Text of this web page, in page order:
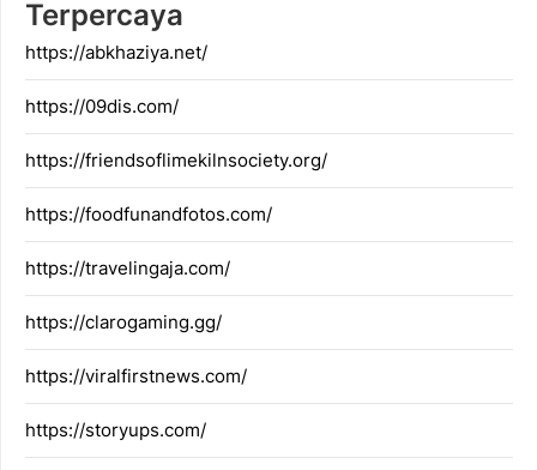
Terpercaya
https://abkhaziya.net/
https://09dis.com/
https://friendsoflimekilnsociety.org/
https://foodfunandfotos.com/
https://travelingaja.com/
https://clarogaming.gg/
https://viralfirstnews.com/
https://storyups.com/